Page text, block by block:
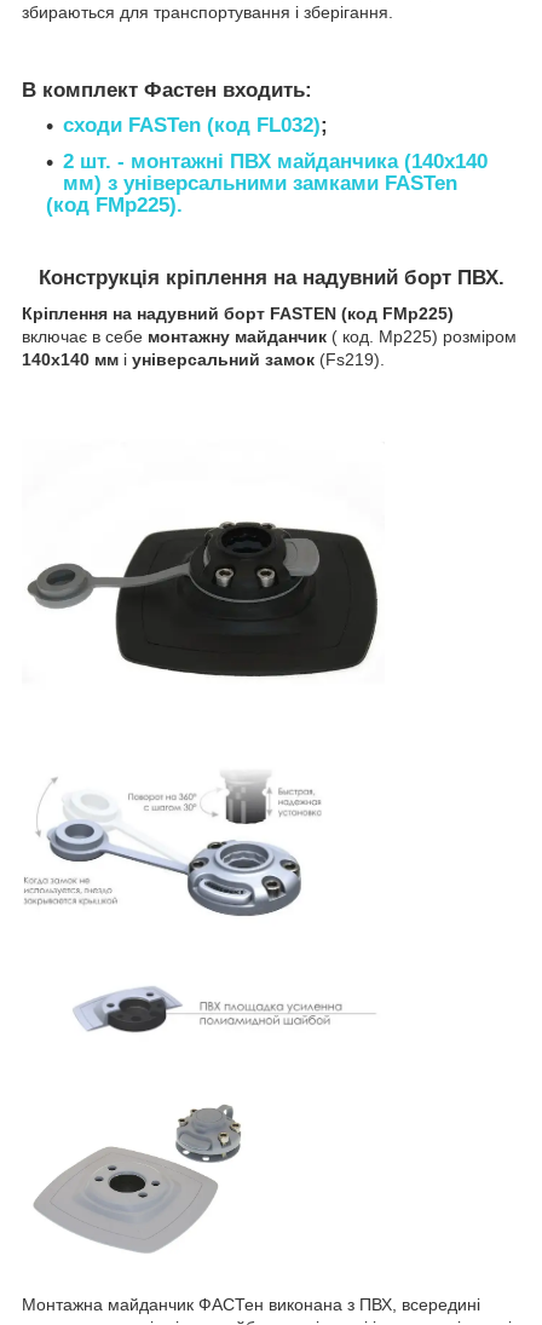
збираються для транспортування і зберігання.
В комплект Фастен входить:
сходи FASTen (код FL032);
2 шт. - монтажні ПВХ майданчика (140х140
мм) з універсальними замками FASTen
(код FMp225).
Конструкція кріплення на надувний борт ПВХ.
Кріплення на надувний борт FASTEN (код FMp225)
включає в себе монтажну майданчик ( код. Mp225) розміром
140х140 мм і універсальний замок (Fs219).
Монтажна майданчик ФАСТен виконана з ПВХ, всередині